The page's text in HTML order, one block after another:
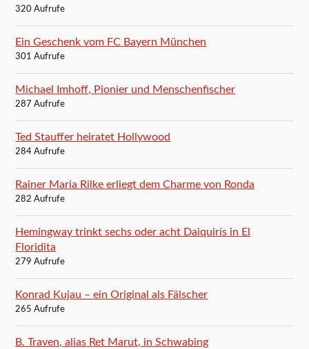
320 Aufrufe
Ein Geschenk vom FC Bayern München
301 Aufrufe
Michael Imhoff, Pionier und Menschenfischer
287 Aufrufe
Ted Stauffer heiratet Hollywood
284 Aufrufe
Rainer Maria Rilke erliegt dem Charme von Ronda
282 Aufrufe
Hemingway trinkt sechs oder acht Daiquirís in El
Floridita
279 Aufrufe
Konrad Kujau – ein Original als Fälscher
265 Aufrufe
B. Traven, alias Ret Marut, in Schwabing